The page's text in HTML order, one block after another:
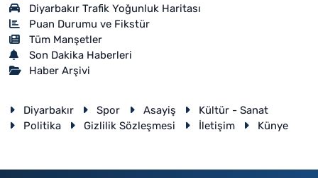
Diyarbakır Trafik Yoğunluk Haritası
Puan Durumu ve Fikstür
Tüm Manşetler
Son Dakika Haberleri
Haber Arşivi
Diyarbakır Spor Asayiş
Kültür - Sanat
Politika
Gizlilik Sözleşmesi İletişim Künye